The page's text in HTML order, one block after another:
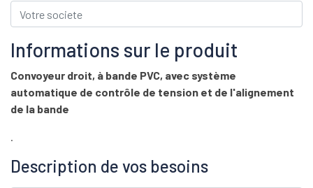
Informations sur le produit
Convoyeur droit, à bande PVC, avec système
automatique de contrôle de tension et de l'alignement
de la bande
.
Description de vos besoins